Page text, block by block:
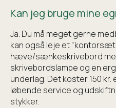
Kan jeg bruge mine
Ja. Du må meget gerne
kan også leje et
hæve/sænkeskrivebord
skrivebordslampe og en
underlag. Det koster 150 kr.
løbende service og
stykker.